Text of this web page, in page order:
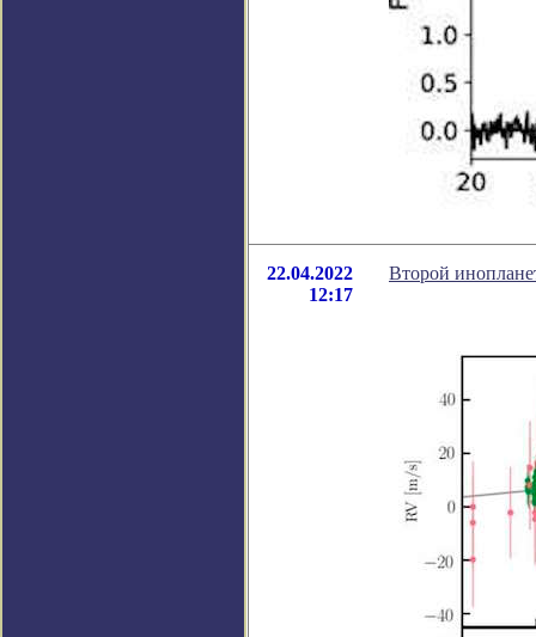
22.04.2022
12:17
Второй